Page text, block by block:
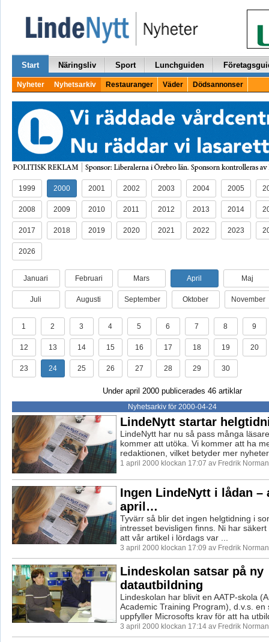
Start Näringsliv Sport Lunchguiden
Nyheter Nyhetsarkiv Restauranger Väder Dödsannonser
1999 2000 2001 2002 2003 2004 2005
2008 2009 2010 2011 2012 2013 2014
2017 2018 2019 2020 2021 2022 2023
2026
Januari Februari Mars April Maj
Juli Augusti September Oktober November
1 2 3 4 5 6 7 8 9
12 13 14 15 16 17 18 19 20
23 24 25 26 27 28 29 30
Under april 2000 publicerades 46 artiklar
Nyhetsarkiv för 2000-04-24
LindeNytt startar
LindeNytt har nu så pass många
kommer att utöka. Vi kommer att ha
redaktionen, vilket betyder mer
1 april 2000 klockan 17:07 av Fredrik Norman
Ingen LindeNytt i lådan –
april…
Tyvärr så blir det ingen helgtidning i
intresset bevisligen finns. Ni har
att vår artikel i lördags var ...
3 april 2000 klockan 17:09 av Fredrik Norman
Lindeskolan satsar på ny
datautbildning
Lindeskolan har blivit en AATP-skola
Academic Training Program), d.v.s. en
uppfyller Microsofts krav för att ha
3 april 2000 klockan 17:14 av Fredrik Norman